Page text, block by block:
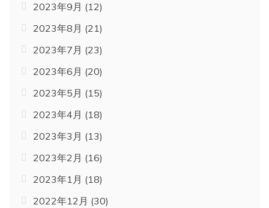
2023年9月 (12)
2023年8月 (21)
2023年7月 (23)
2023年6月 (20)
2023年5月 (15)
2023年4月 (18)
2023年3月 (13)
2023年2月 (16)
2023年1月 (18)
2022年12月 (30)